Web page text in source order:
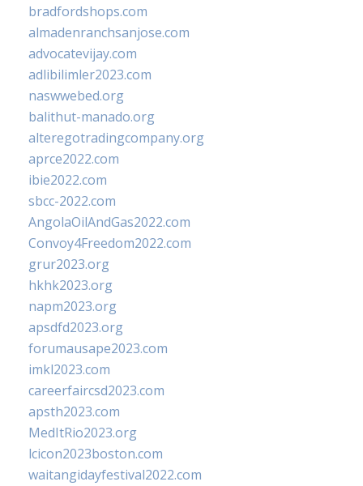
bradfordshops.com
almadenranchsanjose.com
advocatevijay.com
adlibilimler2023.com
naswwebed.org
balithut-manado.org
alteregotradingcompany.org
aprce2022.com
ibie2022.com
sbcc-2022.com
AngolaOilAndGas2022.com
Convoy4Freedom2022.com
grur2023.org
hkhk2023.org
napm2023.org
apsdfd2023.org
forumausape2023.com
imkl2023.com
careerfaircsd2023.com
apsth2023.com
MedItRio2023.org
lcicon2023boston.com
waitangidayfestival2022.com